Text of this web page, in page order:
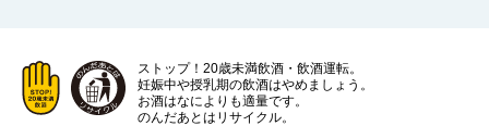
ストップ！20歳未満飲酒・飲酒運転。
妊娠中や授乳期の飲酒はやめましょう。
お酒はなによりも適量です。
のんだあとはリサイクル。